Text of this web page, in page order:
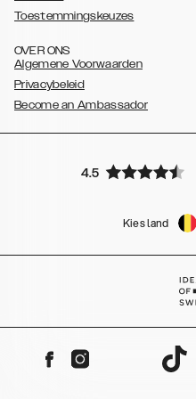
Toestemmingskeuzes
OVER ONS
Algemene Voorwaarden
Privacybeleid
Become an Ambassador
4.5
Kies land